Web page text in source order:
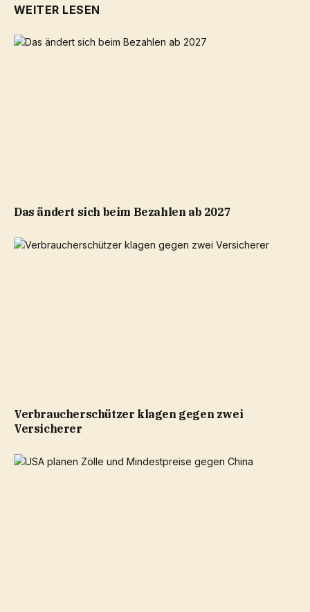
WEITER LESEN
Das ändert sich beim Bezahlen ab 2027
Verbraucherschützer klagen gegen zwei
Versicherer